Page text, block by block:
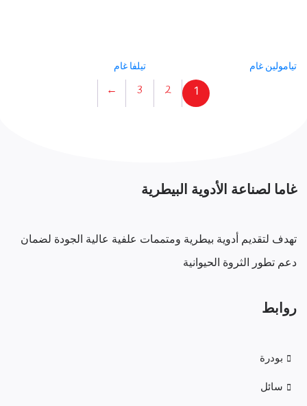
تيامولين غام تيلفا غام
1
2
3
←
غاما لصناعة الأدوية البيطرية
تهدف لتقديم أدوية بيطرية ومتممات علفية عالية الجودة لضمان
دعم تطور الثروة الحيوانية
روابط
بودرة
سائل